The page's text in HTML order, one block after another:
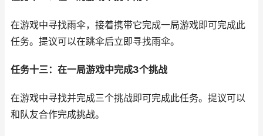
在游戏中寻找雨伞，接着携带它完成一局游戏即可完成此
任务。提议可以在跳伞后立即寻找雨伞。
任务十三：在一局游戏中完成3个挑战
在游戏中寻找并完成三个挑战即可完成此任务。提议可以
和队友合作完成挑战。